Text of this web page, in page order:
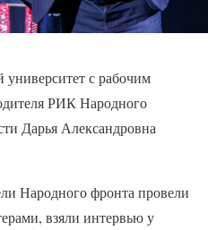
с рабочим
РИК Народного
Дарья Александровна
Народного фронта провели
взяли интервью у